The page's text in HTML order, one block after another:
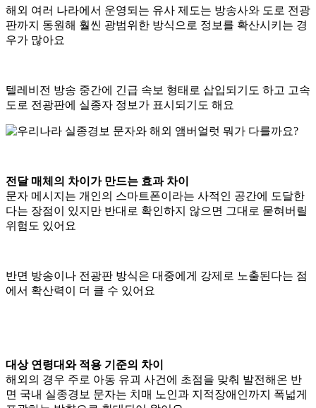
해외 여러 나라에서 운영되는 유사 제도는 방송사와 도로 전광
판까지 동원해 훨씬 광범위한 방식으로 정보를 확산시키는 경
우가 많아요
텔레비전 방송 중간에 긴급 속보 형태로 삽입되기도 하고 고속
도로 전광판에 실종자 정보가 표시되기도 해요
전달 매체의 차이가 만드는 효과 차이
문자 메시지는 개인의 스마트폰이라는 사적인 공간에 도달한
다는 장점이 있지만 반대로 확인하지 않으면 그대로 묻혀버릴
위험도 있어요
반면 방송이나 전광판 방식은 대중에게 강제로 노출된다는 점
에서 확산력이 더 클 수 있어요
대상 연령대와 적용 기준의 차이
해외의 경우 주로 아동 유괴 사건에 초점을 맞춰 발전해온 반
면 국내 실종경보 문자는 치매 노인과 지적장애인까지 폭넓게